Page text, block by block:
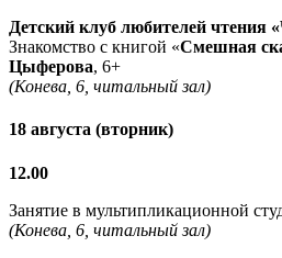
Детский клуб любителей
Знакомство с книгой «Смешная
Цыферова, 6+
(Конева, 6, читальный зал)
18 августа (вторник)
12.00
Занятие в мультипликационной
(Конева, 6, читальный зал)